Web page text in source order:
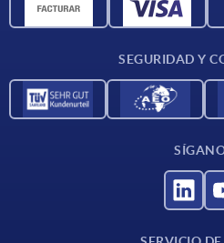
Materiales
SEGURIDAD Y